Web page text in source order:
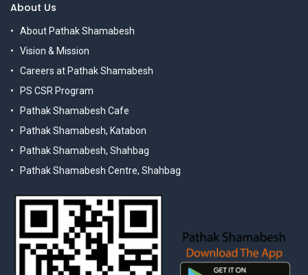
About Us
About Pathak Shamabesh
Vision & Mission
Careers at Pathak Shamabesh
PS CSR Program
Pathak Shamabesh Cafe
Pathak Shamabesh, Katabon
Pathak Shamabesh, Shahbag
Pathak Shamabesh Centre, Shahbag